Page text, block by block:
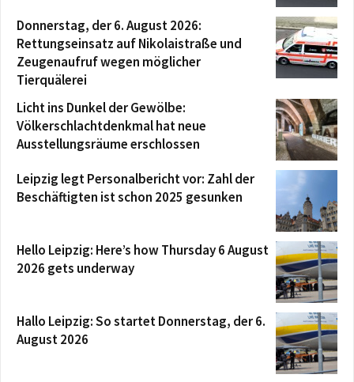
Donnerstag, der 6. August 2026:
Rettungseinsatz auf Nikolaistraße und
Zeugenaufruf wegen möglicher
Tierquälerei
Licht ins Dunkel der Gewölbe:
Völkerschlachtdenkmal hat neue
Ausstellungsräume erschlossen
Leipzig legt Personalbericht vor: Zahl der
Beschäftigten ist schon 2025 gesunken
Hello Leipzig: Here’s how Thursday 6 August
2026 gets underway
Hallo Leipzig: So startet Donnerstag, der 6.
August 2026